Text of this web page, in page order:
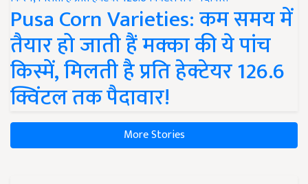
Pusa Corn Varieties: कम समय में
तैयार हो जाती हैं मक्का की ये पांच
किस्में, मिलती है प्रति हेक्टेयर 126.6
क्विंटल तक पैदावार!
More Stories